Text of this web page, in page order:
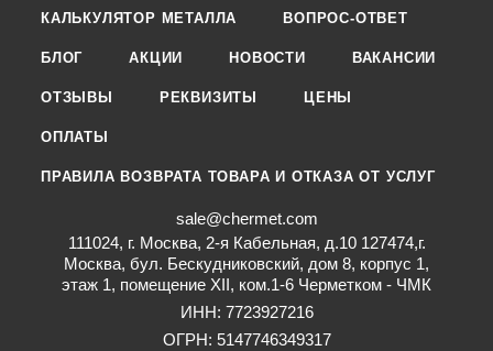
КАЛЬКУЛЯТОР МЕТАЛЛА ВОПРОС-ОТВЕТ
БЛОГ АКЦИИ НОВОСТИ ВАКАНСИИ
ОТЗЫВЫ РЕКВИЗИТЫ ЦЕНЫ
ОПЛАТЫ
ПРАВИЛА ВОЗВРАТА ТОВАРА И ОТКАЗА ОТ УСЛУГ
sale@chermet.com
111024, г. Москва, 2-я Кабельная, д.10 127474,г.
Москва, бул. Бескудниковский, дом 8, корпус 1,
этаж 1, помещение XII, ком.1-6 Черметком - ЧМК
ИНН: 7723927216
ОГРН: 5147746349317